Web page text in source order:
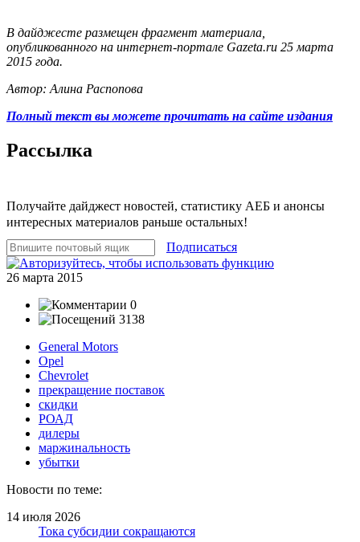
В дайджесте размещен фрагмент материала,
опубликованного на интернет-портале Gazeta.ru 25 марта
2015 года.
Автор: Алина Распопова
Полный текст вы можете прочитать на сайте издания
Рассылка
Получайте дайджест новостей, статистику АЕБ и анонсы
интересных материалов раньше остальных!
Подписаться
26 марта 2015
0
3138
General Motors
Opel
Chevrolet
прекращение поставок
скидки
РОАД
дилеры
маржинальность
убытки
Новости по теме:
14 июля 2026
Тока субсидии сокращаются